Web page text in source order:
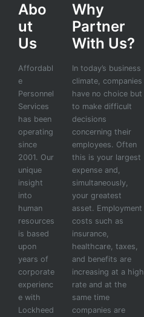
Abo
ut
Us
Affordabl
e
Personnel
Services
has been
operating
since
2001. Our
unique
insight
into
human
resources
is based
upon
years of
corporate
experienc
e with
Lockheed
Why
Partner
With Us?
In today’s business
climate, companies
have no choice but
to make difficult
decisions
concerning their
employees. Often
this is your largest
expense and,
simultaneously,
your greatest
asset. Employment
costs such as
insurance,
healthcare, taxes,
and benefits are
increasing at a high
rate and at the
same time
companies are